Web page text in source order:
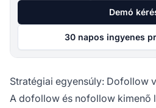
Demó
30 napos ingyenes
Stratégiai egyensúly: Dofollow
A dofollow és nofollow kimenő